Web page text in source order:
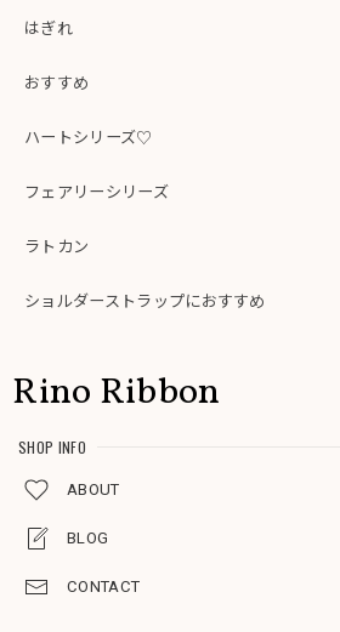
はぎれ
おすすめ
ハートシリーズ♡
フェアリーシリーズ
ラトカン
ショルダーストラップにおすすめ
Rino Ribbon
SHOP INFO
ABOUT
BLOG
CONTACT